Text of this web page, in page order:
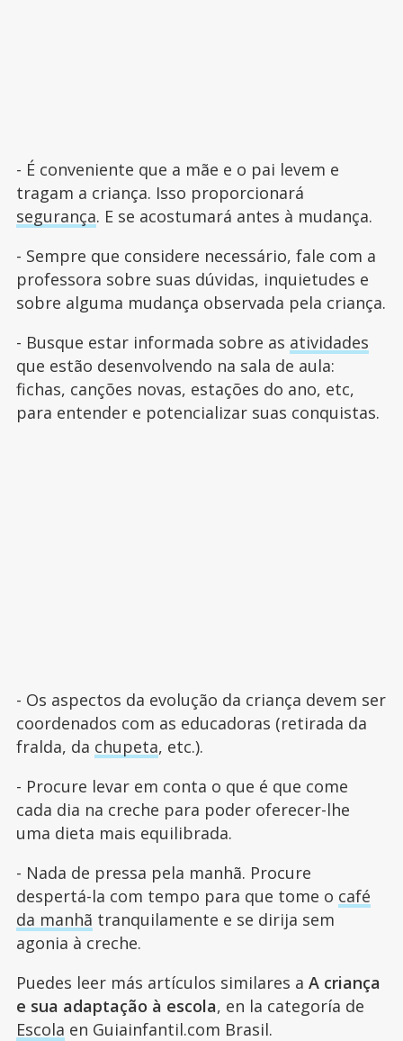
- É conveniente que a mãe e o pai levem e
tragam a criança. Isso proporcionará
segurança. E se acostumará antes à mudança.
- Sempre que considere necessário, fale com a
professora sobre suas dúvidas, inquietudes e
sobre alguma mudança observada pela criança.
- Busque estar informada sobre as atividades
que estão desenvolvendo na sala de aula:
fichas, canções novas, estações do ano, etc,
para entender e potencializar suas conquistas.
- Os aspectos da evolução da criança devem ser
coordenados com as educadoras (retirada da
fralda, da chupeta, etc.).
- Procure levar em conta o que é que come
cada dia na creche para poder oferecer-lhe
uma dieta mais equilibrada.
- Nada de pressa pela manhã. Procure
despertá-la com tempo para que tome o café
da manhã tranquilamente e se dirija sem
agonia à creche.
Puedes leer más artículos similares a A criança
e sua adaptação à escola, en la categoría de
Escola en Guiainfantil.com Brasil.